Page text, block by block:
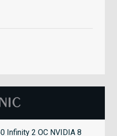
Infinity 2 OC NVIDIA 8